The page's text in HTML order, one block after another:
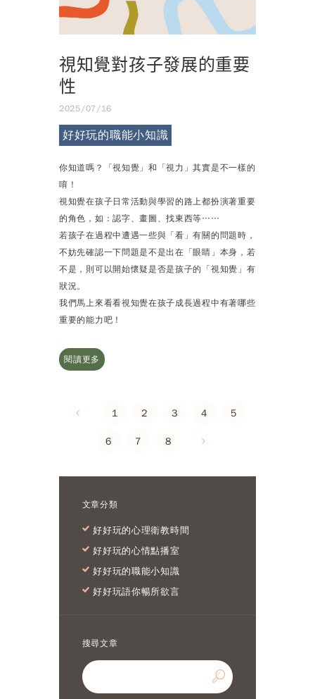
視知覺對孩子發展的重要
性
2025/07/16
好好玩的職能小知識
你知道嗎？「視知覺」和「視力」其實是不一樣的
唷！
視知覺在孩子日常活動與學習的路上都扮演著重要
的角色，如：認字、畫圖、找東西等……
若孩子在過程中遭遇一些與「看」有關的問題時，
不妨先確認一下問題是不是出在「眼睛」本身，若
不是，則可以開始懷疑是否是孩子的「視知覺」有
狀況。
我們馬上來看看視知覺在孩子成長過程中有著哪些
重要的能力吧！
閱讀更多
1 2 3 4 5
6 7 8
文章分類
好好玩的心理衛教時間
好好玩的心情點播室
好好玩的職能小知識
好好玩語你暢所欲言
搜尋文章